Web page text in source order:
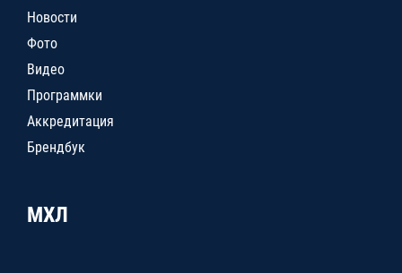
Новости
Фото
Видео
Программки
Аккредитация
Брендбук
МХЛ